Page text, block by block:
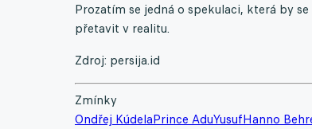
Prozatím se jedná o spekulaci, která by
přetavit v realitu.
Zdroj: persija.id
Zmínky
Ondřej KúdelaPrince AduYusufHanno